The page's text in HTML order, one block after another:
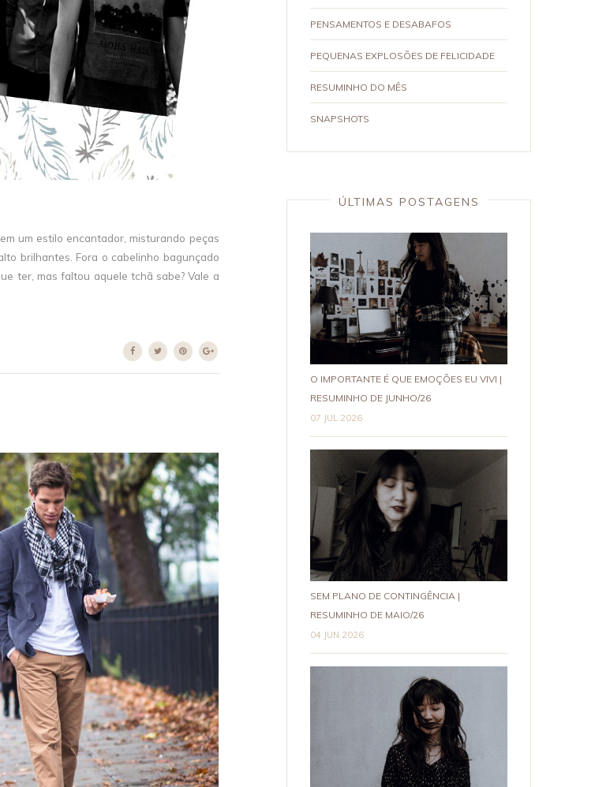
um estilo encantador, misturando peças
brilhantes. Fora o cabelinho bagunçado
ter, mas faltou aquele tchã sabe? Vale a
PENSAMENTOS E DESABAFOS
PEQUENAS EXPLOSÕES DE FELICIDADE
RESUMINHO DO MÊS
SNAPSHOTS
ÚLTIMAS POSTAGENS
O IMPORTANTE É QUE EMOÇÕES EU VIVI |
RESUMINHO DE JUNHO/26
07 JUL 2026
SEM PLANO DE CONTINGÊNCIA |
RESUMINHO DE MAIO/26
04 JUN 2026